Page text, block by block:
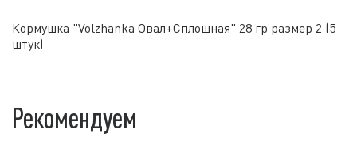
Кормушка "Volzhanka Овал+Сплошная" 28 гр размер 2 (5
штук)
Рекомендуем